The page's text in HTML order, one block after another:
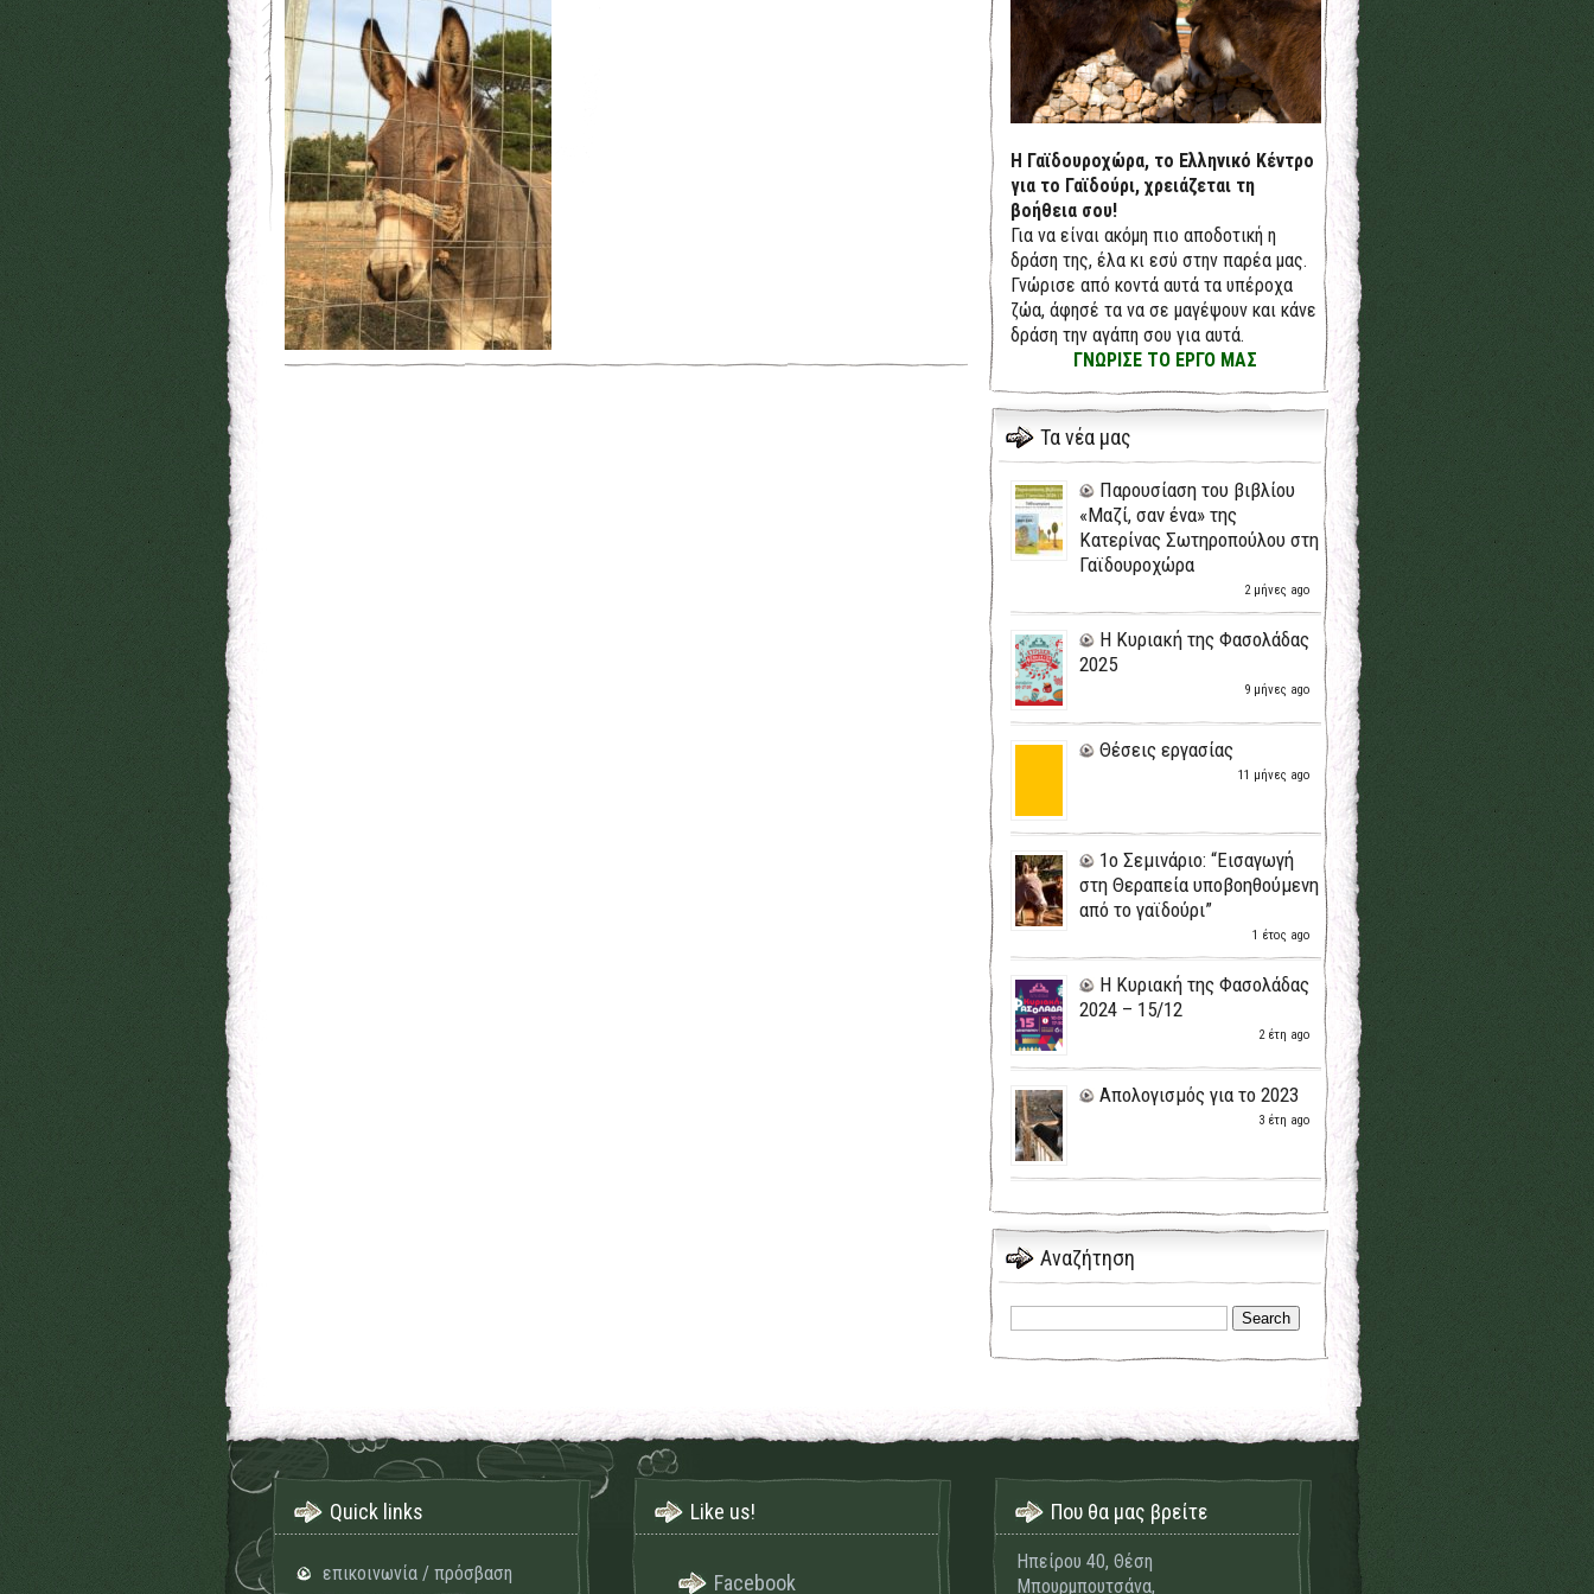
Η Γαϊδουροχώρα, το Ελληνικό Κέντρο
για το Γαϊδούρι, χρειάζεται τη
βοήθεια σου!
Για να είναι ακόμη πιο αποδοτική η
δράση της, έλα κι εσύ στην παρέα μας.
Γνώρισε από κοντά αυτά τα υπέροχα
ζώα, άφησέ τα να σε μαγέψουν και κάνε
δράση την αγάπη σου για αυτά.
ΓΝΩΡΙΣΕ ΤΟ ΕΡΓΟ ΜΑΣ
Τα νέα μας
Παρουσίαση του βιβλίου
«Μαζί, σαν ένα» της
Κατερίνας Σωτηροπούλου στη
Γαϊδουροχώρα
2 μήνες ago
H Κυριακή της Φασολάδας
2025
9 μήνες ago
Θέσεις εργασίας
11 μήνες ago
1ο Σεμινάριο: “Εισαγωγή
στη Θεραπεία υποβοηθούμενη
από το γαϊδούρι”
1 έτος ago
H Κυριακή της Φασολάδας
2024 – 15/12
2 έτη ago
Απολογισμός για το 2023
3 έτη ago
Αναζήτηση
Quick links
επικοινωνία / πρόσβαση
Like us!
Facebook
Που θα μας βρείτε
Ηπείρου 40, Θέση
Μπουρμπουτσάνα,